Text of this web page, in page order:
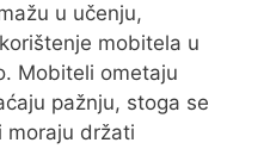
u učenju,
mobitela u
Mobiteli ometaju
pažnju, stoga se
moraju držati